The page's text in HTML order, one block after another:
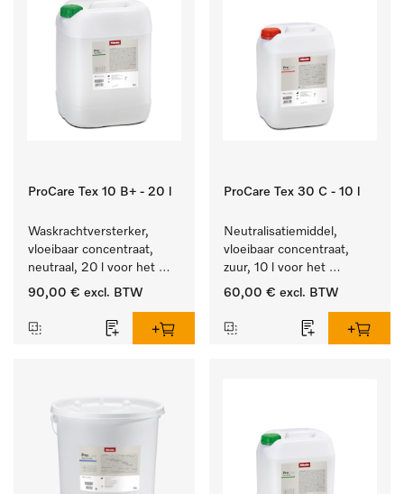
ProCare Tex 10 B+ - 20 l
Waskrachtversterker,
vloeibaar concentraat,
neutraal, 20 l voor het
effectief verwijderen van
90,00 € excl. BTW
ProCare Tex 30 C - 10 l
Neutralisatiemiddel,
vloeibaar concentraat,
zuur, 10 l voor het
optimaal beschermen van
betrouwbare neutralisatie.
60,00 € excl. BTW